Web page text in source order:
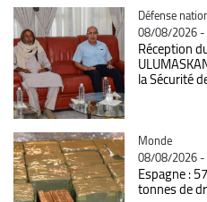
Catégorie
Défense
08/08/2026
Réception
la Sécurité
Catégorie
Monde
08/08/2026
Espagne :
tonnes de